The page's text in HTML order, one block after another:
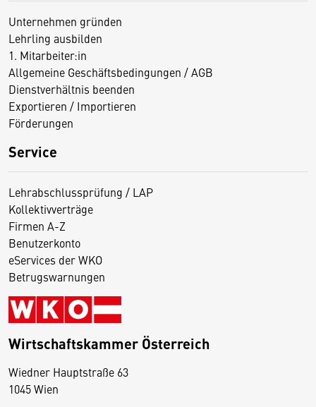
Unternehmen gründen
Lehrling ausbilden
1. Mitarbeiter:in
Allgemeine Geschäftsbedingungen / AGB
Dienstverhältnis beenden
Exportieren / Importieren
Förderungen
Service
Lehrabschlussprüfung / LAP
Kollektivverträge
Firmen A-Z
Benutzerkonto
eServices der WKO
Betrugswarnungen
Wirtschaftskammer Österreich
Wiedner Hauptstraße 63
1045 Wien
D